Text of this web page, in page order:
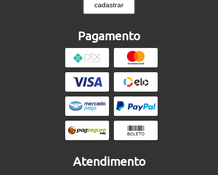
cadastrar
Pagamento
Atendimento